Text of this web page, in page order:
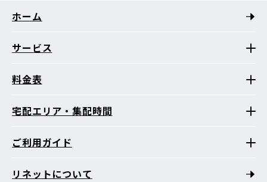
ホーム
サービス
料金表
宅配エリア・集配時間
ご利用ガイド
リネットについて